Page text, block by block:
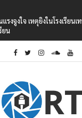
รงจูงใจ เหตุยิงในโรงเรีย
ยน